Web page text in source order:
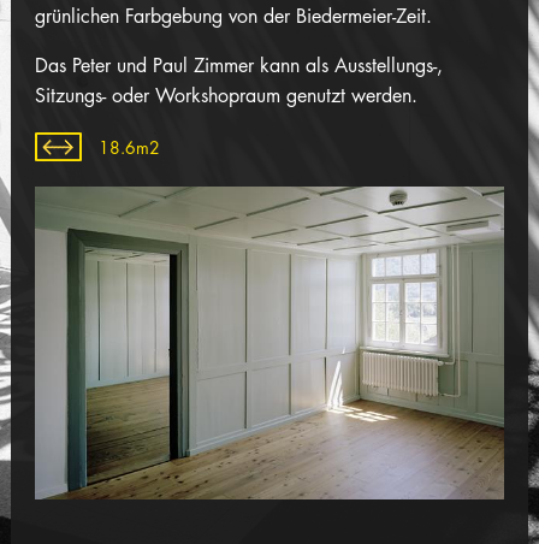
grünlichen Farbgebung von der Biedermeier-Zeit.
Das Peter und Paul Zimmer kann als Ausstellungs-,
Sitzungs- oder Workshopraum genutzt werden.
18.6m2